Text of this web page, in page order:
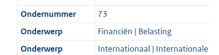
Ondernummer
73
Onderwerp
Financiën | Belasting
Onderwerp
Internationaal | Internationale